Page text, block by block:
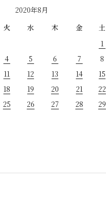
2020年8月
火 水 木 金
土
1
4 5 6 7
8
11 12 13 14
15
18 19 20 21
22
25 26 27 28
29